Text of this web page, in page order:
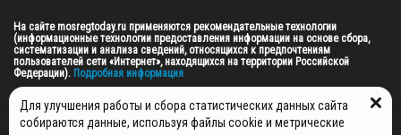
На сайте mosregtoday.ru применяются рекомендательные технологии
(информационные технологии предоставления информации на основе сбора,
систематизации и анализа сведений, относящихся к предпочтениям
пользователей сети «Интернет», находящихся на территории Российской
Федерации). Подробная информация
© 2026 ПРАВА НА ВСЕ МАТЕРИАЛЫ САЙТА ПРИНАДЛЕЖАТ ГАУ МО "ЦИФРОВЫЕ
МЕДИА" (ОГРН: 1255000059467).
Для улучшения работы и сбора статистических данных сайта
собираются данные, используя файлы cookie и метрические